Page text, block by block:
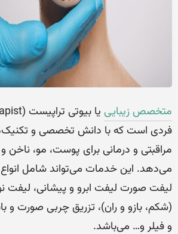
متخصص زیبایی
فردی است که با دانش تخصصی و
مراقبتی و درمانی برای پوست، مو، ناخن و
می‌دهد. این خدمات می‌تواند شامل انواع
لیفت صورت لیفت ابرو و پیشانی، لیفت
(شکم، بازو و ران)، تزریق چربی صورت و
و فیلر و… می‌باشد.